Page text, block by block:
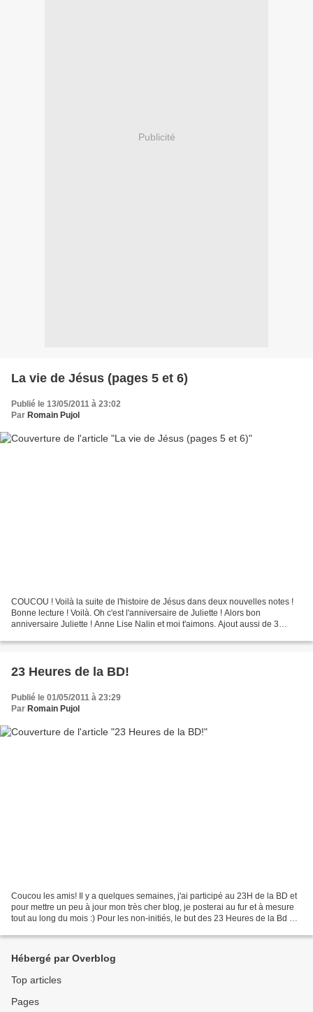
Publicité
La vie de Jésus (pages 5 et 6)
Publié le 13/05/2011 à 23:02
Par Romain Pujol
COUCOU ! Voilà la suite de l'histoire de Jésus dans deux nouvelles notes !
Bonne lecture ! Voilà. Oh c'est l'anniversaire de Juliette ! Alors bon
anniversaire Juliette ! Anne Lise Nalin et moi t'aimons. Ajout aussi de 3
23 Heures de la BD!
Publié le 01/05/2011 à 23:29
Par Romain Pujol
Coucou les amis! Il y a quelques semaines, j'ai participé au 23H de la BD et
pour mettre un peu à jour mon très cher blog, je posterai au fur et à mesure
tout au long du mois :) Pour les non-initiés, le but des 23 Heures de la Bd est
Hébergé par Overblog
Top articles
Pages